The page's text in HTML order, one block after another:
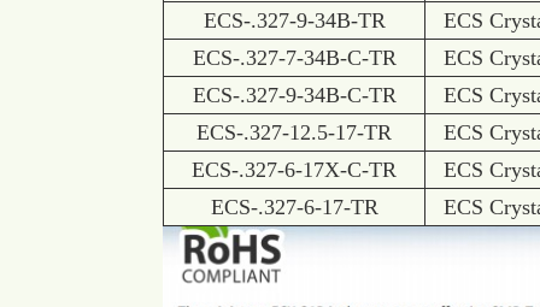
ECS-.327-9-34B-TR
ECS
ECS-.327-7-34B-C-TR
ECS
ECS-.327-9-34B-C-TR
ECS
ECS-.327-12.5-17-TR
ECS
ECS-.327-6-17X-C-TR
ECS
ECS-.327-6-17-TR
ECS